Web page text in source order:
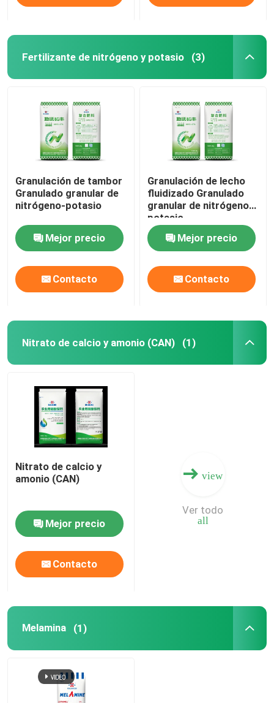
Productos
Sobre nosotros
Éntrenos en contacto con
Noticias
Casos
Urea
Fertilizante de nitrógeno y potasio
Fertilizante de nitrógeno y potasio (3)
Granulación de tambor
Granulado granular de
nitrógeno-potasio
Mejor precio
Contacto
Granulación de lecho
fluidizado Granulado
granular de nitrógeno-
potasio
Mejor precio
Contacto
Nitrato de calcio y amonio (CAN) (1)
Nitrato de calcio y
amonio (CAN)
Mejor precio
Contacto
view
all
Ver todo
Melamina (1)